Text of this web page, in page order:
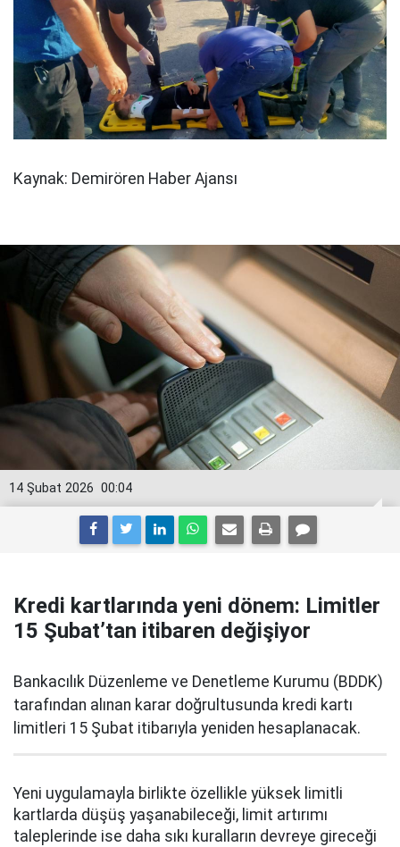
Kaynak: Demirören Haber Ajansı
00:04
14 Şubat 2026
Kredi kartlarında yeni dönem: Limitler
15 Şubat’tan itibaren değişiyor
Bankacılık Düzenleme ve Denetleme Kurumu (BDDK)
tarafından alınan karar doğrultusunda kredi kartı
limitleri 15 Şubat itibarıyla yeniden hesaplanacak.
Yeni uygulamayla birlikte özellikle yüksek limitli
kartlarda düşüş yaşanabileceği, limit artırımı
taleplerinde ise daha sıkı kuralların devreye gireceği